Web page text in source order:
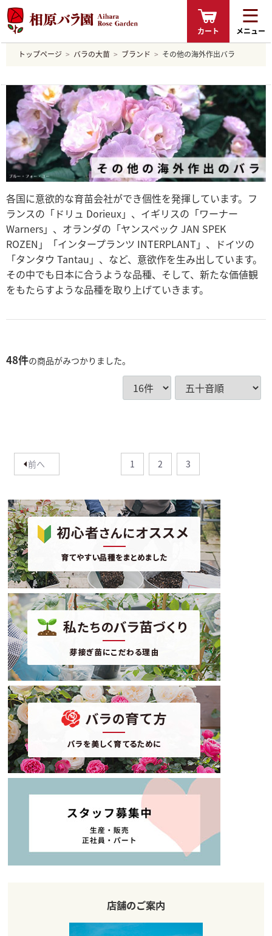
カート メニュー
トップページ バラの大苗 ブランド その他の海外作出バラ
各国に意欲的な育苗会社ができ個性を発揮しています。フ
ランスの「ドリュ Dorieux」、イギリスの「ワーナー
Warners」、オランダの「ヤンスペック JAN SPEK
ROZEN」「インタープランツ INTERPLANT」、ドイツの
「タンタウ Tantau」、など、意欲作を生み出しています。
その中でも日本に合うような品種、そして、新たな価値観
をもたらすような品種を取り上げていきます。
48件の商品がみつかりました。
前へ 1 2 3
店舗のご案内